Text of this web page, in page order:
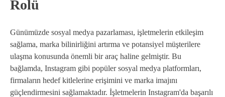
Rolü
Günümüzde sosyal medya pazarlaması, işletmelerin etkileşim
sağlama, marka bilinirliğini artırma ve potansiyel müşterilere
ulaşma konusunda önemli bir araç haline gelmiştir. Bu
bağlamda, Instagram gibi popüler sosyal medya platformları,
firmaların hedef kitlelerine erişimini ve marka imajını
güçlendirmesini sağlamaktadır. İşletmelerin Instagram'da başarılı